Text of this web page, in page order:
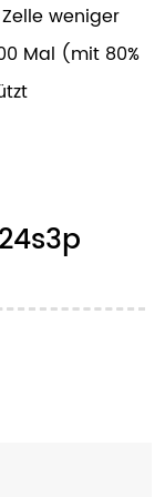
weniger
Mal (mit 80%